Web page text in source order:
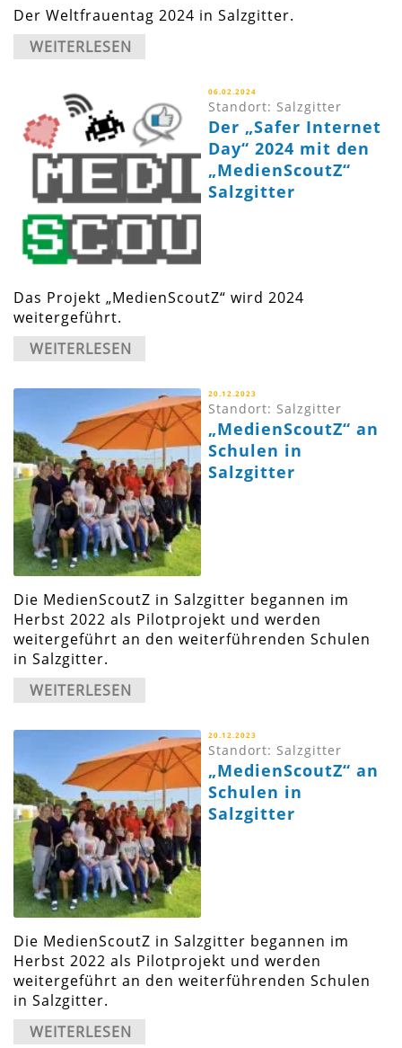
Der Weltfrauentag 2024 in Salzgitter.
WEITERLESEN
06.02.2024
Standort: Salzgitter
Der „Safer Internet
Day“ 2024 mit den
„MedienScoutZ“
Salzgitter
Das Projekt „MedienScoutZ“ wird 2024
weitergeführt.
WEITERLESEN
20.12.2023
Standort: Salzgitter
„MedienScoutZ“ an
Schulen in
Salzgitter
Die MedienScoutZ in Salzgitter begannen im
Herbst 2022 als Pilotprojekt und werden
weitergeführt an den weiterführenden Schulen
in Salzgitter.
WEITERLESEN
20.12.2023
Standort: Salzgitter
„MedienScoutZ“ an
Schulen in
Salzgitter
Die MedienScoutZ in Salzgitter begannen im
Herbst 2022 als Pilotprojekt und werden
weitergeführt an den weiterführenden Schulen
in Salzgitter.
WEITERLESEN